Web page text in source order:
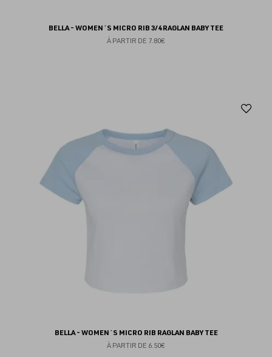
BELLA - WOMEN´S MICRO RIB 3/4 RAGLAN BABY TEE
À PARTIR DE 7.80€
BELLA - WOMEN´S MICRO RIB RAGLAN BABY TEE
À PARTIR DE 6.50€